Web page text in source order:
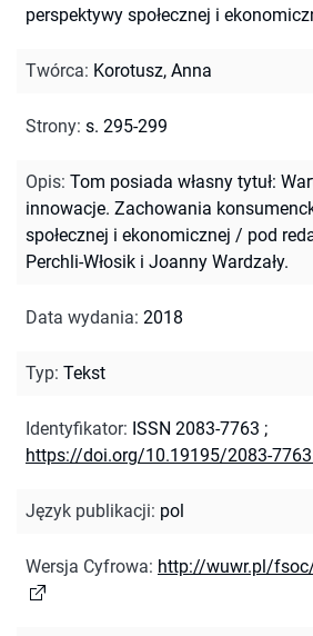
perspektywy społecznej i
Twórca: Korotusz, Anna
Strony: s. 295-299
Opis: Tom posiada własny tytuł:
innowacje. Zachowania
społecznej i ekonomicznej / pod
Perchli-Włosik i Joanny Wardzały.
Data wydania: 2018
Typ: Tekst
Identyfikator: ISSN 2083-7763 ;
https://doi.org/10.19195/2083-
Język publikacji: pol
Wersja Cyfrowa: http://wuwr.pl/